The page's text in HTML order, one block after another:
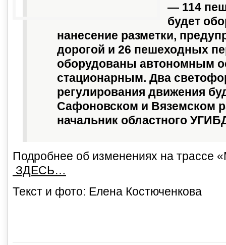
— 114
будет
нанесение разметки,
дорогой и 26 пешеходных
оборудованы автономным
стационарным. Два
регулирования движения
Сафоновском и Вяземском
начальник областного
Подробнее об изменениях на трассе
ЗДЕСЬ…
Текст и фото: Елена Костюченкова